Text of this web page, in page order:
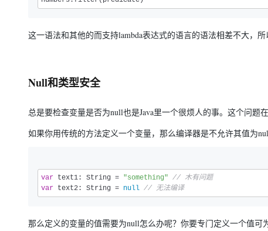
这一语法和其他的而支持lambda表达式的语言的语法相差不大，所
Null和类型安全
总是要检查变量是否为null也是Java里一个很烦人的事。这个问题
如果你用传统的方法定义一个变量，那么编译器是不允许其值为
var text1: String = "something" // 木有问题
var text2: String = null // 无法编译
那么定义的变量的值需要为null怎么办呢？你要专门定义一个值